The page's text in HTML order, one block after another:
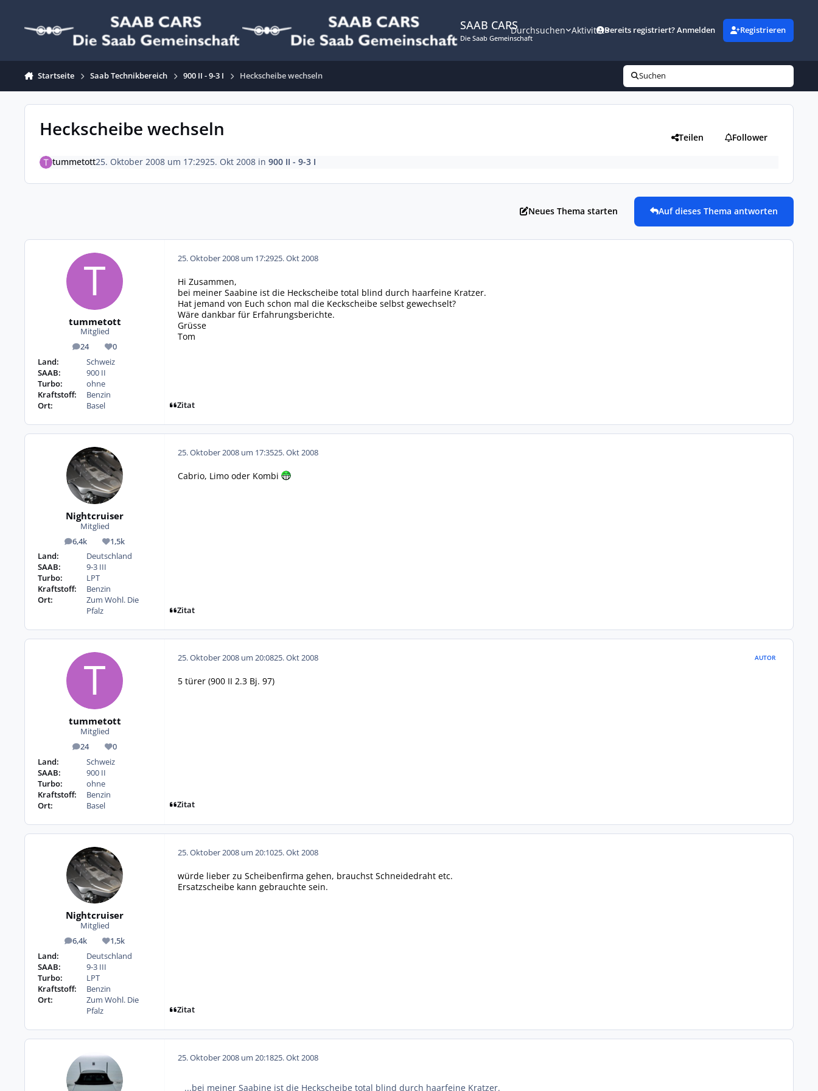
SAAB CARS
Die Saab Gemeinschaft
Durchsuchen AktivitätBereits registriert? Anmelden Registrieren
Startseite Saab Technikbereich 900 II - 9-3 I Heckscheibe wechseln Suchen
Heckscheibe wechseln Teilen Follower
tummetott25. Oktober 2008 um 17:2925. Okt 2008in 900 II - 9-3 I
Neues Thema starten Auf dieses Thema antworten
tummetott
Mitglied
24
Beiträge 0
Reputation
Land:
Schweiz
SAAB:
900 II
Turbo:
ohne
Kraftstoff:
Benzin
Ort:
Basel
25. Oktober 2008 um 17:2925. Okt 2008
Hi Zusammen,
bei meiner Saabine ist die Heckscheibe total blind durch haarfeine Kratzer.
Hat jemand von Euch schon mal die Keckscheibe selbst gewechselt?
Wäre dankbar für Erfahrungsberichte.
Grüsse
Tom
Zitat
Nightcruiser
Mitglied
6,4k
Beiträge 1,5k
Reputation
Land:
Deutschland
SAAB:
9-3 III
Turbo:
LPT
Kraftstoff:
Benzin
Ort:
Zum Wohl. Die
Pfalz
25. Oktober 2008 um 17:3525. Okt 2008
Cabrio, Limo oder Kombi
Zitat
tummetott
Mitglied
24
Beiträge 0
Reputation
Land:
Schweiz
SAAB:
900 II
Turbo:
ohne
Kraftstoff:
Benzin
Ort:
Basel
25. Oktober 2008 um 20:0825. Okt 2008 AUTOR
5 türer (900 II 2.3 Bj. 97)
Zitat
Nightcruiser
Mitglied
6,4k
Beiträge 1,5k
Reputation
Land:
Deutschland
SAAB:
9-3 III
Turbo:
LPT
Kraftstoff:
Benzin
Ort:
Zum Wohl. Die
Pfalz
25. Oktober 2008 um 20:1025. Okt 2008
würde lieber zu Scheibenfirma gehen, brauchst Schneidedraht etc.
Ersatzscheibe kann gebrauchte sein.
Zitat
25. Oktober 2008 um 20:1825. Okt 2008
...bei meiner Saabine ist die Heckscheibe total blind durch haarfeine Kratzer.